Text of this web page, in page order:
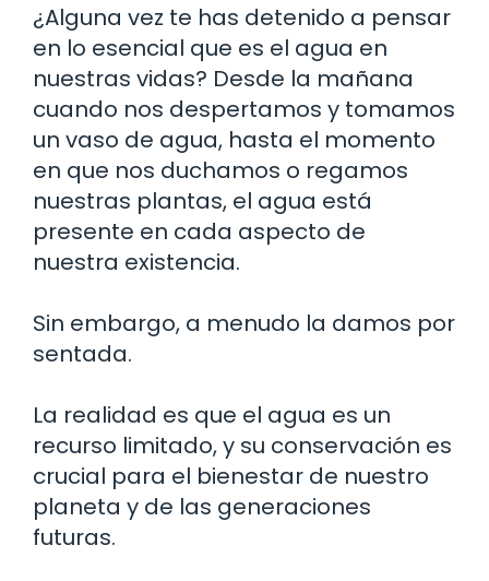
¿Alguna vez te has detenido a pensar
en lo esencial que es el agua en
nuestras vidas? Desde la mañana
cuando nos despertamos y tomamos
un vaso de agua, hasta el momento
en que nos duchamos o regamos
nuestras plantas, el agua está
presente en cada aspecto de
nuestra existencia.
Sin embargo, a menudo la damos por
sentada.
La realidad es que el agua es un
recurso limitado, y su conservación es
crucial para el bienestar de nuestro
planeta y de las generaciones
futuras.